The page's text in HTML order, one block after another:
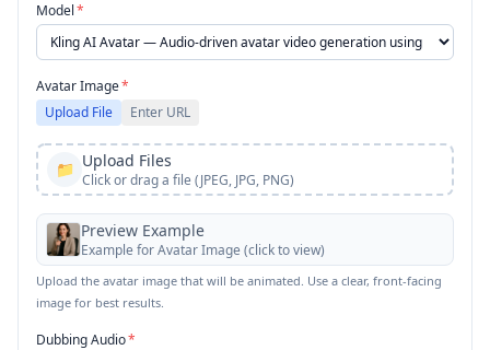
Model*
Avatar Image*
Upload File
Enter URL
📁 Upload Files
Click or drag a file (JPEG, JPG, PNG)
Preview Example
Example forAvatar Image (click to view)
Upload the avatar image that will be animated. Use a clear, front-facing
image for best results.
Dubbing Audio*